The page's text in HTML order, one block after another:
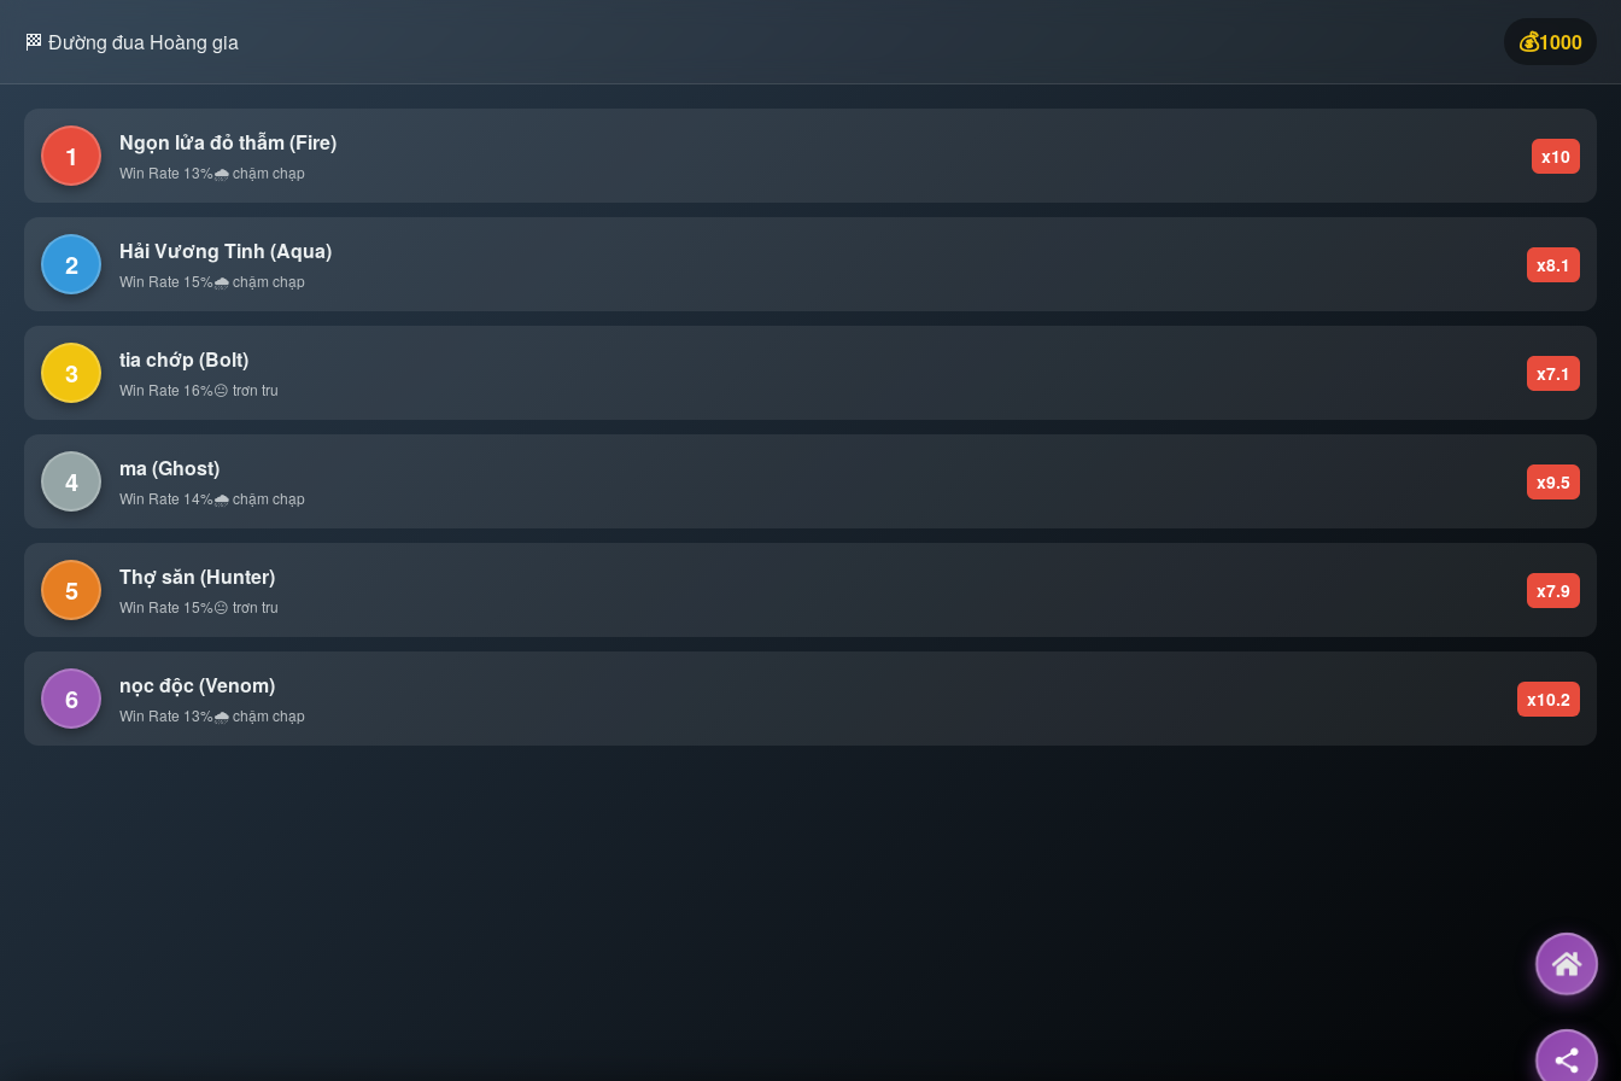
🏁 Đường đua Hoàng gia 💰1000
1 Ngọn lửa đỏ thẫm (Fire)
Win Rate 13%🌧️ chậm chạp
x10
2 Hải Vương Tinh (Aqua)
Win Rate 15%🌧️ chậm chạp
x8.1
3 tia chớp (Bolt)
Win Rate 16%😐 trơn tru
x7.1
4 ma (Ghost)
Win Rate 14%🌧️ chậm chạp
x9.5
5 Thợ săn (Hunter)
Win Rate 15%😐 trơn tru
x7.9
6 nọc độc (Venom)
Win Rate 13%🌧️ chậm chạp
x10.2